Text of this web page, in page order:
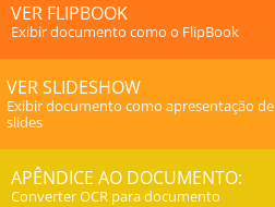
VER FLIPBOOK
Exibir documento como o FlipBook
VER SLIDESHOW
Exibir documento como apresentação de
slides
APÊNDICE AO DOCUMENTO:
Converter OCR para documento